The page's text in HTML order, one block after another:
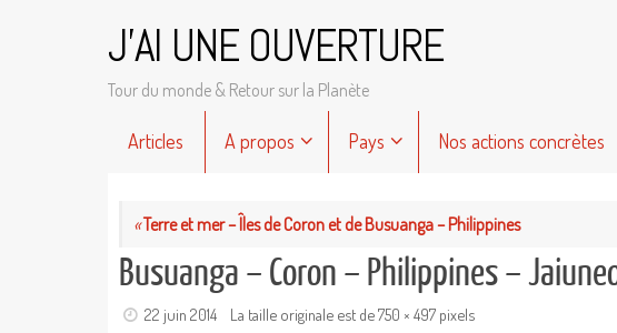
J'AI UNE OUVERTURE
Tour du monde & Retour sur la Planète
Articles A propos Pays Nos actions concrètes
«Terre et mer – Îles de Coron et de Busuanga – Philippines
Busuanga – Coron – Philippines –
22 juin 2014 La taille originale est de750 × 497 pixels